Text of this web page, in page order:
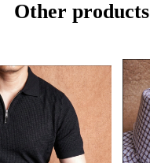
Other products